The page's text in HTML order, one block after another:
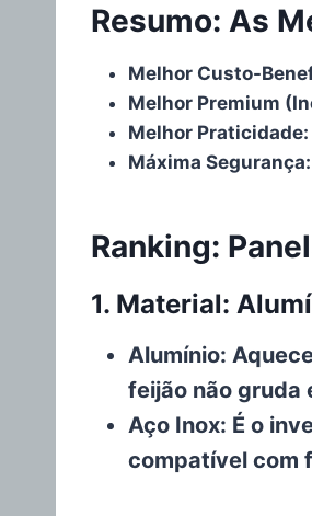
Resumo: As
Melhor Custo-
Melhor Premium
Melhor Praticidade:
Máxima Segurança:
Ranking:
1. Material:
Alumínio:
feijão não gruda
Aço Inox: É o
compatível com